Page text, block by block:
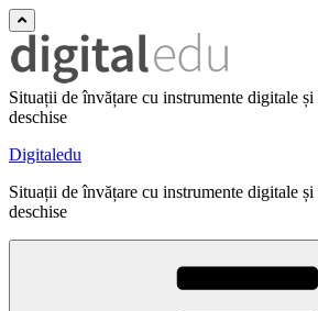
Situații de învățare cu instrumente digitale și
deschise
Digitaledu
Situații de învățare cu instrumente digitale și
deschise